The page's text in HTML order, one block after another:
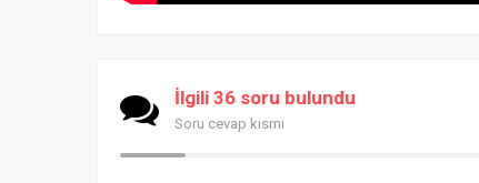
İlgili 36 soru bulundu
Soru cevap kısmı